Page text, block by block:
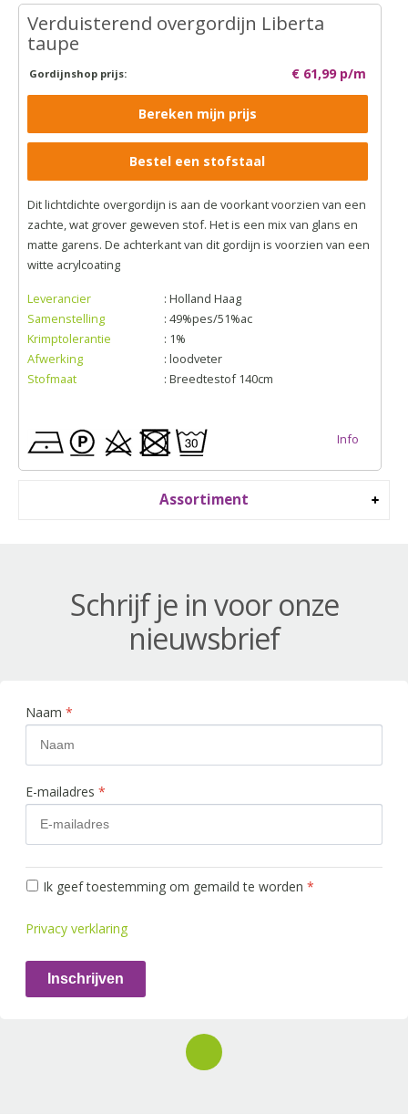
Assortiment
Verduisterend overgordijn Liberta
taupe
Gordijnshop prijs: € 61,99 p/m
Bereken mijn prijs
Bestel een stofstaal
Dit lichtdichte overgordijn is aan de voorkant voorzien van een
zachte, wat grover geweven stof. Het is een mix van glans en
matte garens. De achterkant van dit gordijn is voorzien van een
witte acrylcoating
Leverancier
: Holland Haag
Samenstelling
: 49%pes/51%ac
Krimptolerantie
: 1%
Afwerking
: loodveter
Stofmaat
: Breedtestof 140cm
Info
Schrijf je in voor onze
nieuwsbrief
Naam *
E-mailadres *
Ik geef toestemming om gemaild te worden *
Privacy verklaring
Inschrijven